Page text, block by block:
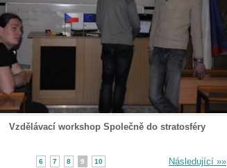
Vzdělávací workshop Společně do stratosféry
6 7 8 9 10 Následující »»